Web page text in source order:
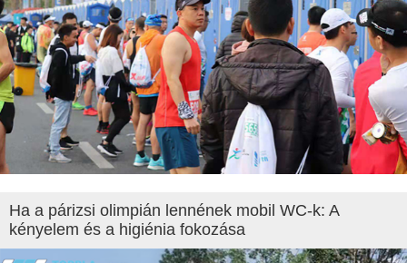
Ha a párizsi olimpián lennének mobil WC-k: A
kényelem és a higiénia fokozása